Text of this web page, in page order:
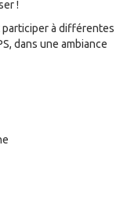
!
participer à différentes
dans une ambiance